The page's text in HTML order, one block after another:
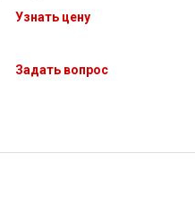
Узнать цену
Задать вопрос